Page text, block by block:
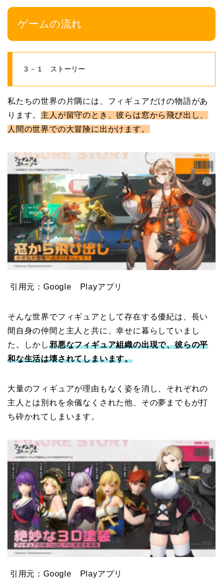
ゲームの流れ
３－１ ストーリー
私たちの世界の片隅には、フィギュアだけの物語があ
ります。 主人が留守のとき、彼らは窓から飛び出し、
人間の世界での大冒険に出かけます。
引用元：Google Playアプリ
そんな世界でフィギュアとして存在する優紀は、長い
間自身の仲間と主人と共に、幸せに暮らしていまし
た。しかし邪悪なフィギュア組織の出現で、彼らの平
和な生活は壊されてしまいます。
大量のフィギュアが理由もなく姿を消し、それぞれの
主人とは別れを余儀なくされた他、その夢までもが打
ち砕かれてしまいます。
引用元：Google Playアプリ